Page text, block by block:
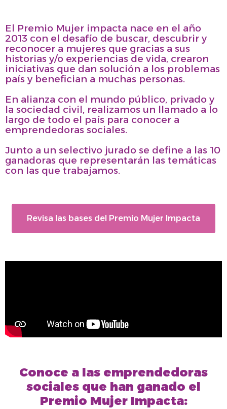
El Premio Mujer impacta nace en el año
2013 con el desafío de buscar, descubrir y
reconocer a mujeres que gracias a sus
historias y/o experiencias de vida, crearon
iniciativas que dan solución a los problemas
país y benefician a muchas personas.
En alianza con el mundo público, privado y
la sociedad civil, realizamos un llamado a lo
largo de todo el país para conocer a
emprendedoras sociales.
Junto a un selectivo jurado se define a las 10
ganadoras que representarán las temáticas
con las que trabajamos.
Revisa las bases del Premio Mujer Impacta
Conoce a las emprendedoras
sociales que han ganado el
Premio Mujer Impacta: